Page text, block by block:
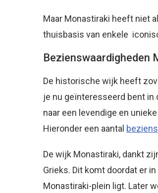
Maar Monastiraki heeft niet
thuisbasis van enkele
Bezienswaardigheden
De historische wijk heeft
je nu geïnteresseerd bent in
naar een levendige en
Hieronder een aantal
De wijk Monastiraki, dankt
Grieks. Dit komt doordat er
Monastiraki-plein ligt. Later